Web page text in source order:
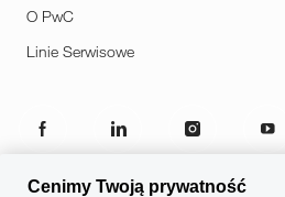
O PwC
Linie Serwisowe
follow
Cenimy Twoją prywatność